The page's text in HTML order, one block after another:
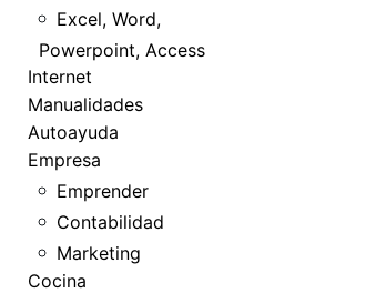
Excel, Word,
Powerpoint, Access
Internet
Manualidades
Autoayuda
Empresa
Emprender
Contabilidad
Marketing
Cocina